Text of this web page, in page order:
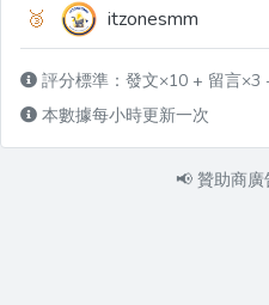
🥉 itzonesmm
評分標準：發文×10 + 留言
本數據每小時更新一次
📢 贊助商廣